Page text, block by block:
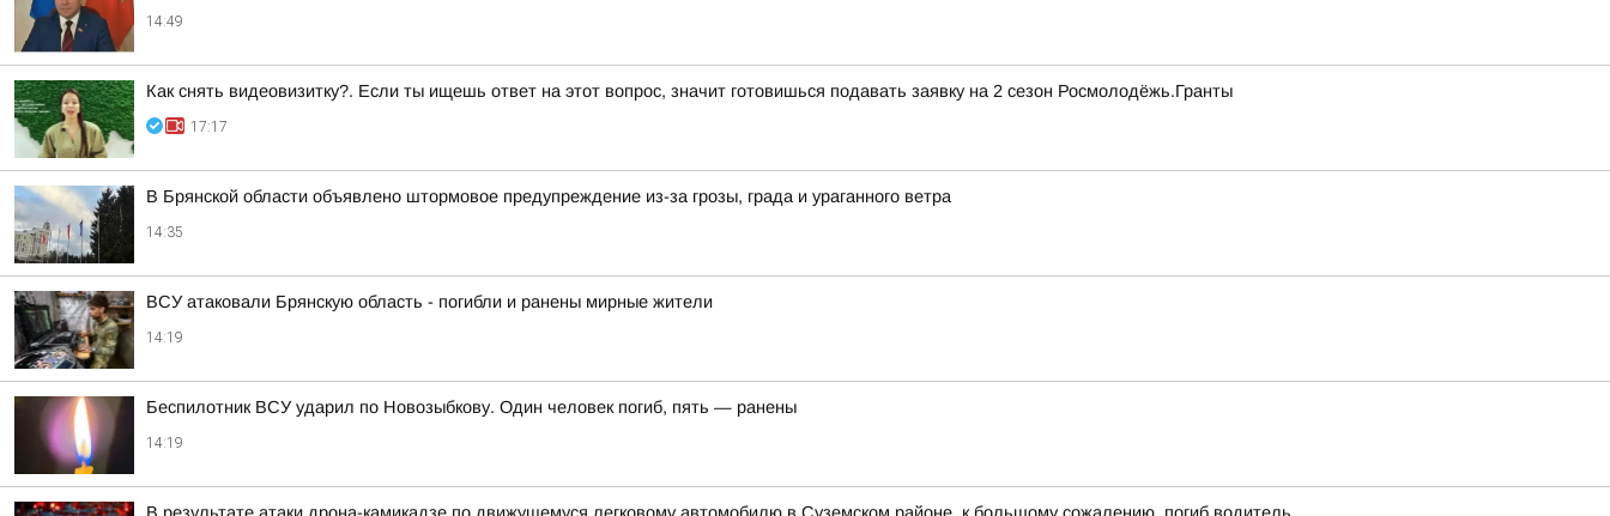
14:49
Как снять видеовизитку?. Если ты ищешь ответ на этот вопрос, значит готовишься подавать заявку на 2 сезон Росмолодёжь.Гранты
17:17
В Брянской области объявлено штормовое предупреждение из-за грозы, града и ураганного ветра
14:35
ВСУ атаковали Брянскую область - погибли и ранены мирные жители
14:19
Беспилотник ВСУ ударил по Новозыбкову. Один человек погиб, пять — ранены
14:19